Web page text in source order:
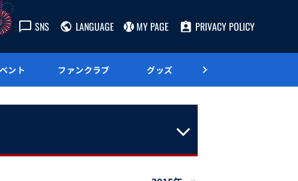
SNS LANGUAGE MY PAGE PRIVACY POLICY
ント ファンクラブ グッズ